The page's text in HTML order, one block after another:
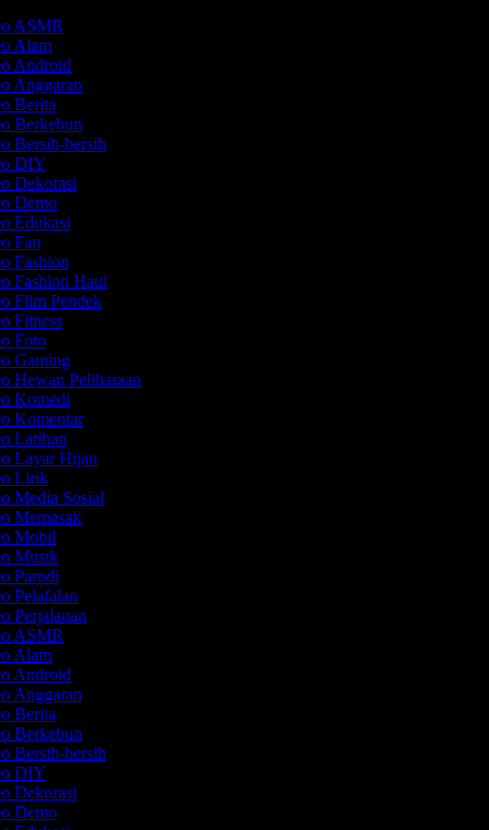
ASMR
Alam
Android
Anggaran
Berita
Berkebun
Bersih-bersih
DIY
Dekorasi
Demo
Edukasi
Fan
Fashion
Fashion Haul
Film Pendek
Fitness
Foto
Gaming
Hewan Peliharaan
Komedi
Komentar
Latihan
Layar Hijau
Lirik
Media Sosial
Memasak
Mobil
Musik
Parodi
Pelafalan
Perjalanan
ASMR
Alam
Android
Anggaran
Berita
Berkebun
Bersih-bersih
DIY
Dekorasi
Demo